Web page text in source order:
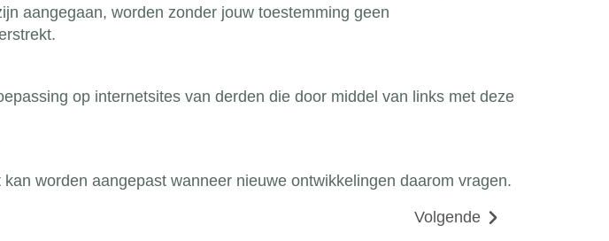
aangegaan, worden zonder jouw toestemming geen
op internetsites van derden die door middel van links met deze
worden aangepast wanneer nieuwe ontwikkelingen daarom vragen.
Volgende